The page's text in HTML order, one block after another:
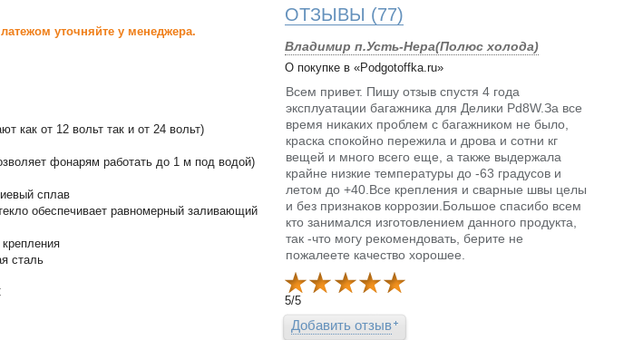
уточняйте у менеджера.
как от 12 вольт так и от 24 вольт)
фонарям работать до 1 м под водой)
сплав
обеспечивает равномерный заливающий
сталь
ОТЗЫВЫ (77)
Владимир п.Усть-Нера(Полюс холода)
О покупке в «Podgotoffka.ru»
Всем привет. Пишу отзыв спустя 4 года
эксплуатации багажника для Делики Pd8W.За все
время никаких проблем с багажником не было,
краска спокойно пережила и дрова и сотни кг
вещей и много всего еще, а также выдержала
крайне низкие температуры до -63 градусов и
летом до +40.Все крепления и сварные швы целы
и без признаков коррозии.Большое спасибо всем
кто занимался изготовлением данного продукта,
так -что могу рекомендовать, берите не
пожалеете качество хорошее.
5/5
Добавить отзыв